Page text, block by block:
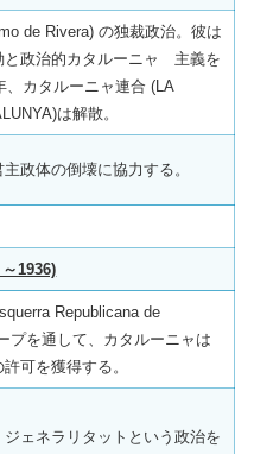
de Rivera) の独裁政治。彼は
と政治的カタルーニャ 主義を
、カタルーニャ連合 (LA
は解散。
政体の倒壊に協力する。
1936)
Republicana de
プを通して、カタルーニャは
可を獲得する。
ェネラリタットという政治を